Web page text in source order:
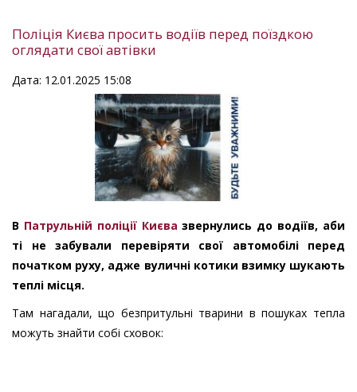
Поліція Києва просить водіїв перед поїздкою
оглядати свої автівки
Дата: 12.01.2025 15:08
В Патрульній поліції Києва звернулись до водіїв, аби
ті не забували перевіряти свої автомобілі перед
початком руху, адже вуличні котики взимку шукають
теплі місця.
Там нагадали, що безпритульні тварини в пошуках тепла
можуть знайти собі сховок: